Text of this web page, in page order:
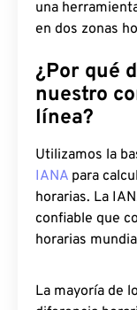
una
en dos zonas
¿Por qué
nuestro
línea?
Utilizamos la
IANA para
horarias. La
confiable que
horarias
La mayoría de